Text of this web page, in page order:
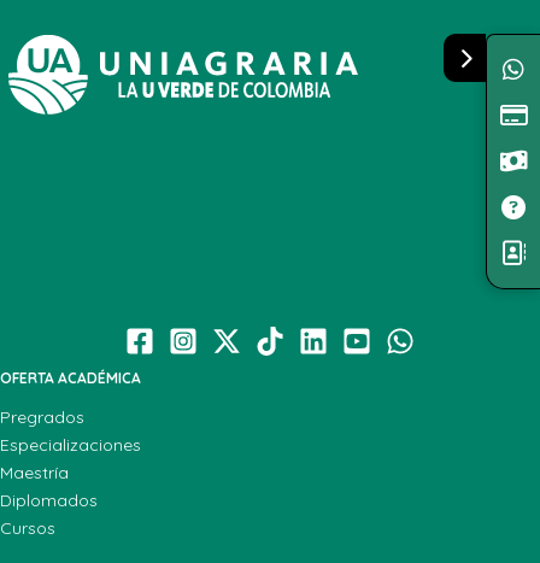
OFERTA ACADÉMICA
Pregrados
Especializaciones
Maestría
Diplomados
Cursos